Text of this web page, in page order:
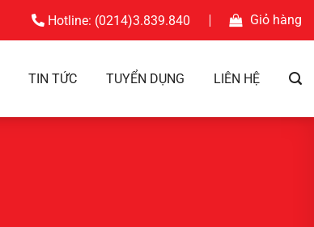
Hotline: (0214)3.839.840 Giỏ hàng
TIN TỨC TUYỂN DỤNG LIÊN HỆ